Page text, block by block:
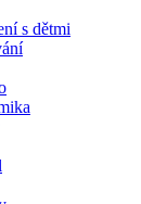
s dětmi